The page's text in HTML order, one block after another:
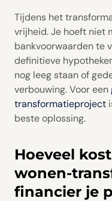
Tijdens het
vrijheid. Je hoeft niet
bankvoorwaarden te
definitieve
nog leeg staan of
verbouwing. Voor een
transformatieproject
beste oplossing.
Hoeveel
wonen-
financier je